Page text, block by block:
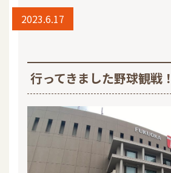
2023.6.17
行ってきました野球観戦！